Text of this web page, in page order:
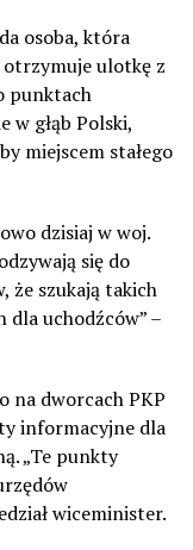
osoba, która
ulotkę z
punktach
w głąb Polski,
miejscem stałego
dzisiaj w woj.
się do
że szukają takich
dla uchodźców” –
na dworcach PKP
informacyjne dla
„Te punkty
wiceminister.